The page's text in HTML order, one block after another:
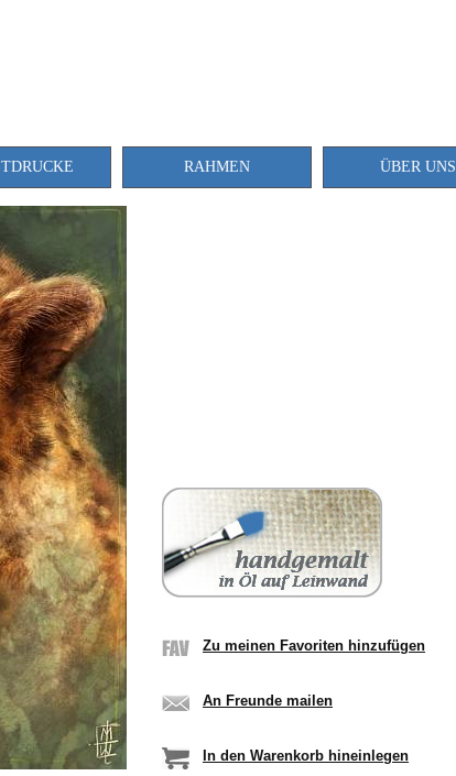
RAHMEN ÜBER UNS
Zu meinen Favoriten hinzufügen
An Freunde mailen
In den Warenkorb hineinlegen